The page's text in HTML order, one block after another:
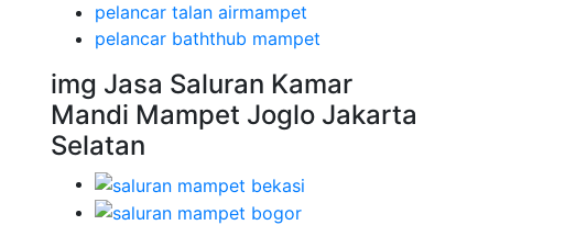
pelancar talan airmampet
pelancar baththub mampet
img Jasa Saluran Kamar
Mandi Mampet Joglo Jakarta
Selatan